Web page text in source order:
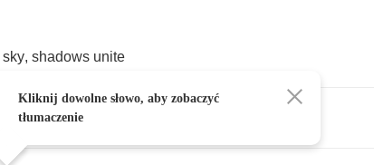
sky, shadows unite
outside,we
Kliknij dowolne słowo, aby zobaczyć
tłumaczenie